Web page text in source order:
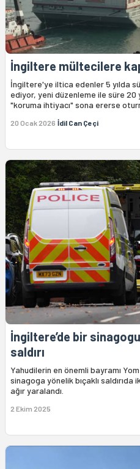
İngiltere mültecilere
İngiltere'ye iltica edenler 5 yılda
ediyor, yeni düzenleme ile süre 20
"koruma ihtiyacı" sona ererse
20 Ocak 2026 İdil Can Çeçi
İngiltere’de bir
saldırı
Yahudilerin en önemli bayramı
sinagoga yönelik bıçaklı saldırıda
ağır yaralandı.
2 Ekim 2025